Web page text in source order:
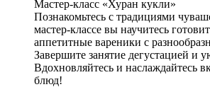
Мастер-класс «Хуран кукли»
Познакомьтесь с традициями
мастер-классе вы научитесь
аппетитные вареники с
Завершите занятие дегустацией и
Вдохновляйтесь и наслаждайтесь
блюд!